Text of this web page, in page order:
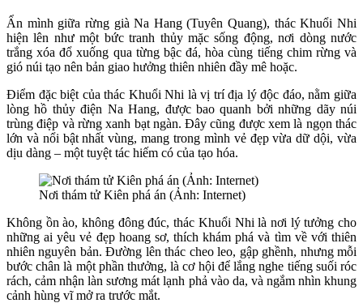
Ẩn mình giữa rừng già Na Hang (Tuyên Quang), thác Khuổi Nhi
hiện lên như một bức tranh thủy mặc sống động, nơi dòng nước
trắng xóa đổ xuống qua từng bậc đá, hòa cùng tiếng chim rừng và
gió núi tạo nên bản giao hưởng thiên nhiên đầy mê hoặc.
Điểm đặc biệt của thác Khuổi Nhi là vị trí địa lý độc đáo, nằm giữa
lòng hồ thủy điện Na Hang, được bao quanh bởi những dãy núi
trùng điệp và rừng xanh bạt ngàn. Đây cũng được xem là ngọn thác
lớn và nổi bật nhất vùng, mang trong mình vẻ đẹp vừa dữ dội, vừa
dịu dàng – một tuyệt tác hiếm có của tạo hóa.
Nơi thám tử Kiên phá án (Ảnh: Internet)
Không ồn ào, không đông đúc, thác Khuổi Nhi là nơi lý tưởng cho
những ai yêu vẻ đẹp hoang sơ, thích khám phá và tìm về với thiên
nhiên nguyên bản. Đường lên thác cheo leo, gập ghềnh, nhưng mỗi
bước chân là một phần thưởng, là cơ hội để lắng nghe tiếng suối róc
rách, cảm nhận làn sương mát lạnh phả vào da, và ngắm nhìn khung
cảnh hùng vĩ mở ra trước mắt.